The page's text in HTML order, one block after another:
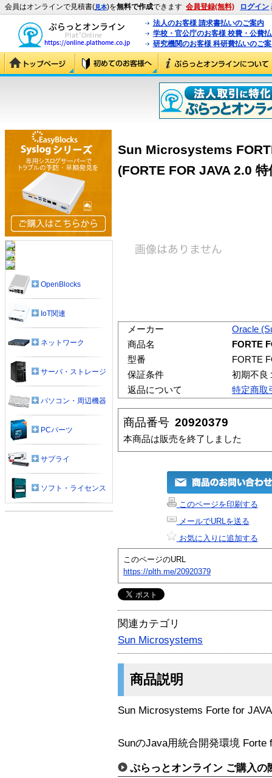
会員はオンラインで見積書(見本)を無料で作成できます 会員登録(無料) ログイン
法人のお客様 請求書払いのご案内
学校・官公庁のお客様 校費・公費
研究機関のお客様 科研費払いのご
Sun Microsystems
(FORTE FOR JAVA 2.0 特
メーカー
Oracle
商品名
FORTE
型番
FORTE
保証条件
初期不良
返品について
特定商取
商品番号 20920379
本商品は販売を終了しました
このページを印刷する
メールでURLを送る
お気に入りに追加する
このページのURL
https://plth.me/20920379
関連カテゴリ
Sun Microsystems
商品説明
Sun Microsystems Forte for
SunのJava用統合開発環境 Forte
ぷらっとオンライン ご購入の
OpenBlocks
IoT関連
ネットワーク
サーバ・ストレージ
パソコン・周辺機器
PCパーツ
サプライ
ソフト・ライセンス